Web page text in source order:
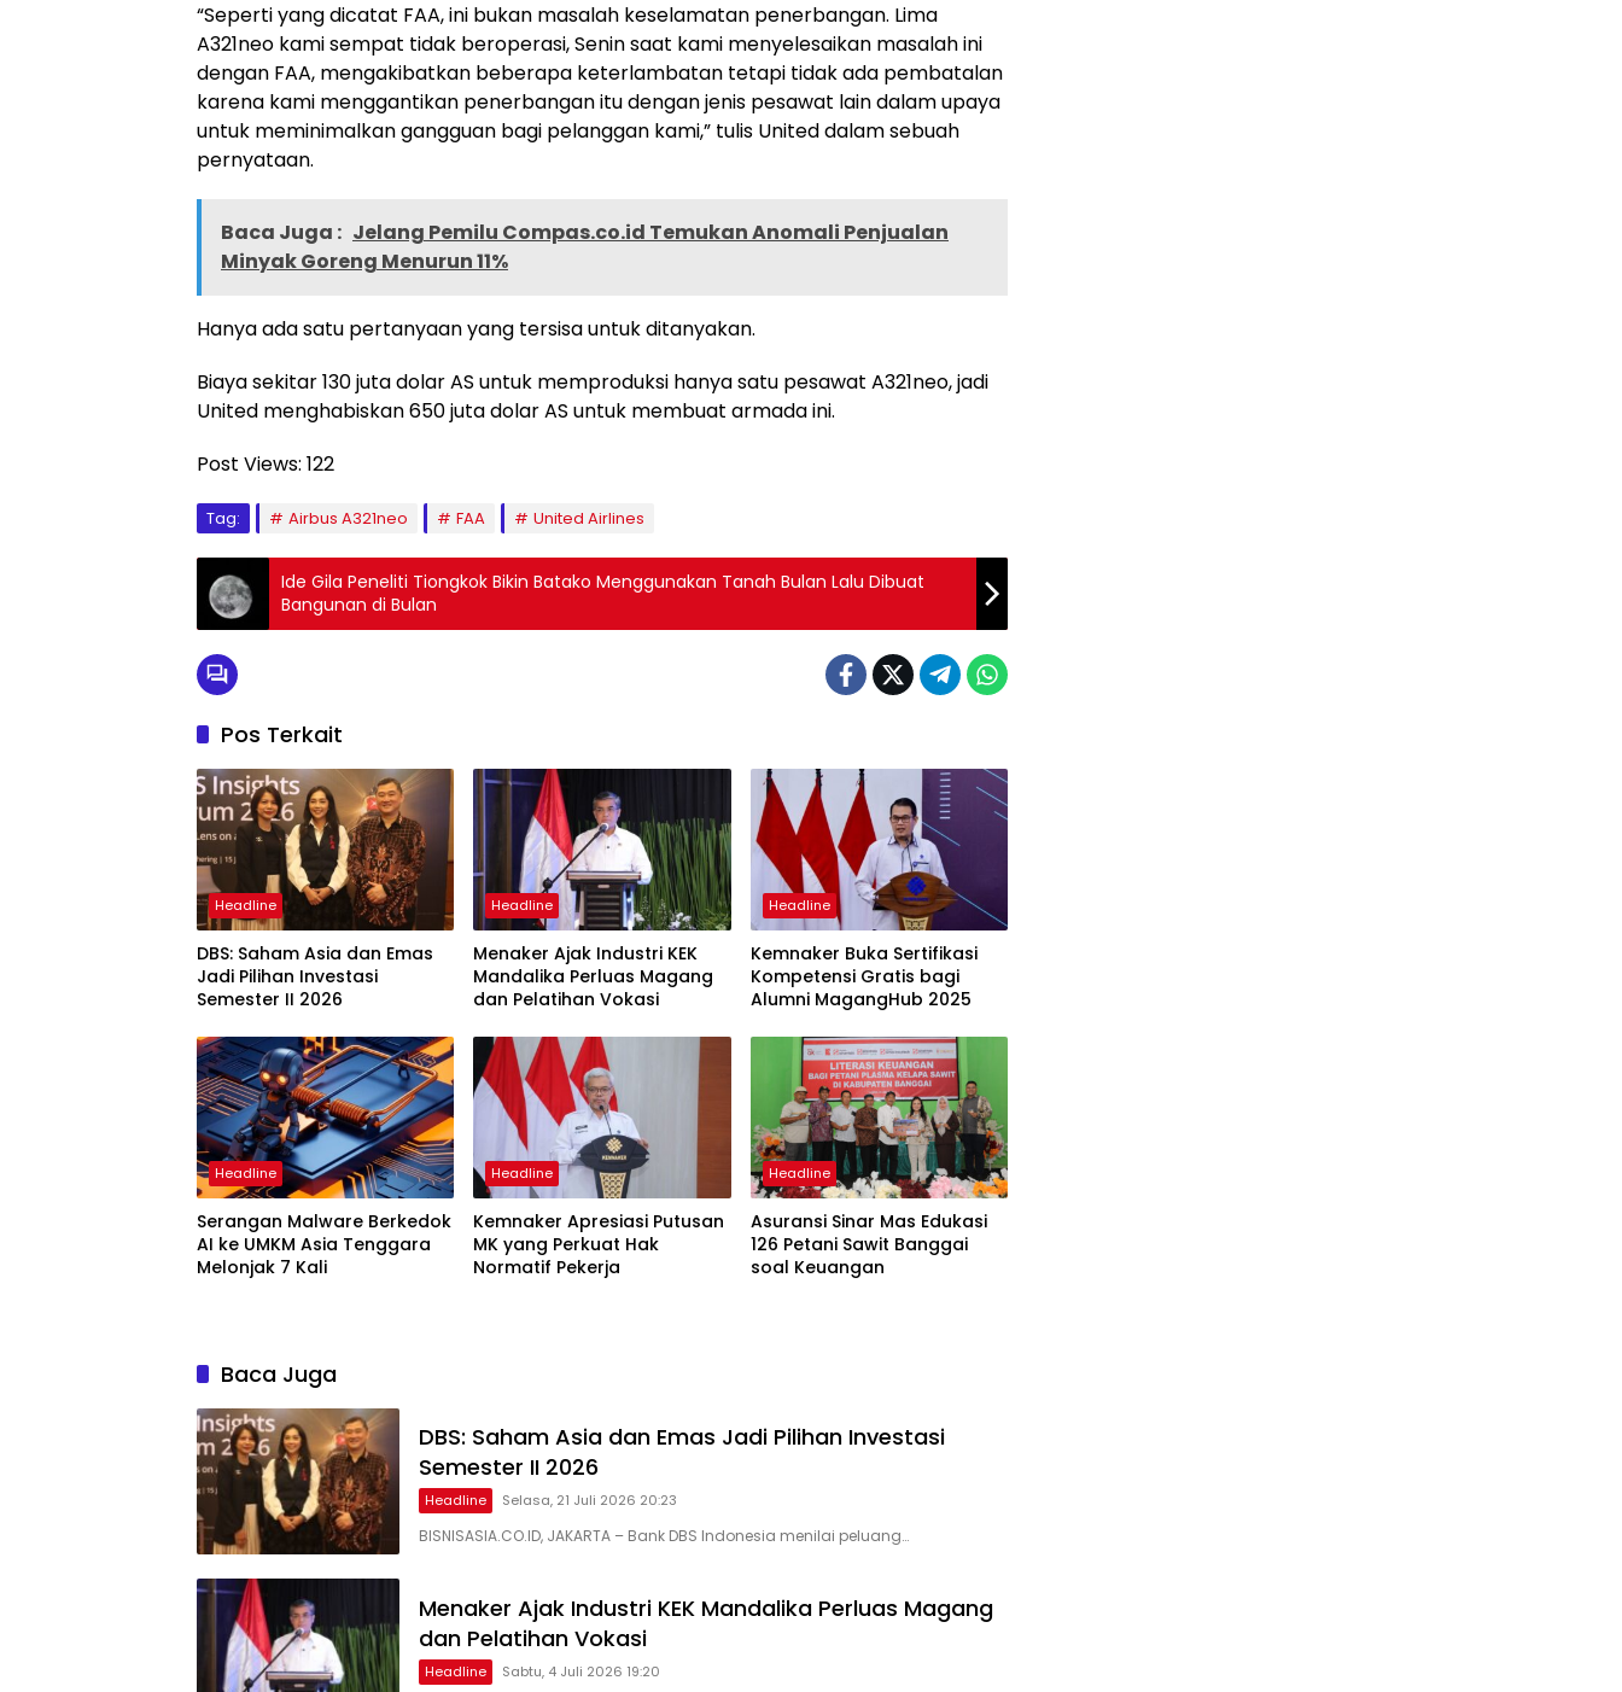
“Seperti yang dicatat FAA, ini bukan masalah keselamatan penerbangan. Lima
A321neo kami sempat tidak beroperasi, Senin saat kami menyelesaikan masalah ini
dengan FAA, mengakibatkan beberapa keterlambatan tetapi tidak ada pembatalan
karena kami menggantikan penerbangan itu dengan jenis pesawat lain dalam upaya
untuk meminimalkan gangguan bagi pelanggan kami,” tulis United dalam sebuah
pernyataan.
Baca Juga : Jelang Pemilu Compas.co.id Temukan Anomali Penjualan
Minyak Goreng Menurun 11%
Hanya ada satu pertanyaan yang tersisa untuk ditanyakan.
Biaya sekitar 130 juta dolar AS untuk memproduksi hanya satu pesawat A321neo, jadi
United menghabiskan 650 juta dolar AS untuk membuat armada ini.
Post Views: 122
Tag: Airbus A321neo FAA United Airlines
Ide Gila Peneliti Tiongkok Bikin Batako Menggunakan Tanah Bulan Lalu Dibuat
Bangunan di Bulan
Pos Terkait
Headline
DBS: Saham Asia dan Emas
Jadi Pilihan Investasi
Semester II 2026
Headline
Menaker Ajak Industri KEK
Mandalika Perluas Magang
dan Pelatihan Vokasi
Headline
Kemnaker Buka Sertifikasi
Kompetensi Gratis bagi
Alumni MagangHub 2025
Headline
Serangan Malware Berkedok
AI ke UMKM Asia Tenggara
Melonjak 7 Kali
Headline
Kemnaker Apresiasi Putusan
MK yang Perkuat Hak
Normatif Pekerja
Headline
Asuransi Sinar Mas Edukasi
126 Petani Sawit Banggai
soal Keuangan
Baca Juga
DBS: Saham Asia dan Emas Jadi Pilihan Investasi
Semester II 2026
Headline Selasa, 21 Juli 2026 20:23
BISNISASIA.CO.ID, JAKARTA – Bank DBS Indonesia menilai peluang…
Menaker Ajak Industri KEK Mandalika Perluas Magang
dan Pelatihan Vokasi
Headline Sabtu, 4 Juli 2026 19:20